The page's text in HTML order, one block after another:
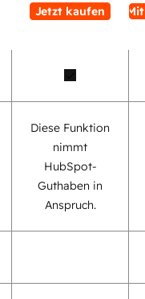
Jetzt kaufen
Diese Funktion
nimmt
HubSpot-
Guthaben in
Anspruch.